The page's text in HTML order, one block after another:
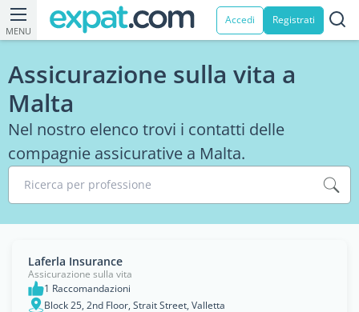
MENU
Accedi Registrati
Assicurazione sulla vita a
Malta
Nel nostro elenco trovi i contatti delle
compagnie assicurative a Malta.
Ricerca per professione
Laferla Insurance
Assicurazione sulla vita
1 Raccomandazioni
Block 25, 2nd Floor, Strait Street, Valletta